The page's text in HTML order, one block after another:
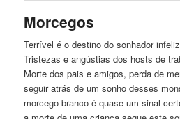
Morcegos
Terrível é o destino do sonhador
Tristezas e angústias dos hosts de
Morte dos pais e amigos, perda de
seguir atrás de um sonho desses
morcego branco é quase um sinal